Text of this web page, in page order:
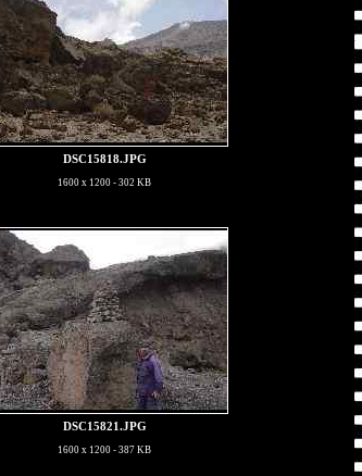
DSC15818.JPG
1600 x 1200 - 302 KB
DSC15821.JPG
1600 x 1200 - 387 KB